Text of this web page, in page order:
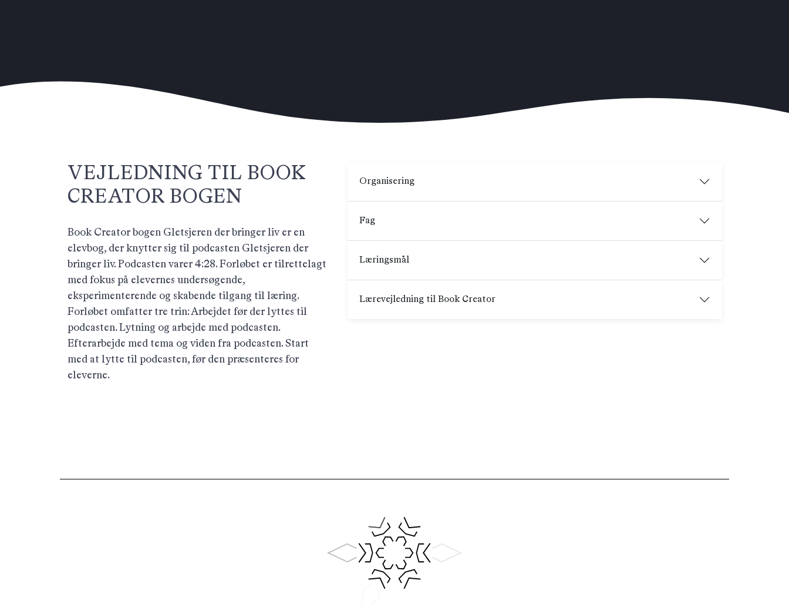
VEJLEDNING TIL BOOK
CREATOR BOGEN
Book Creator bogen Gletsjeren der bringer liv er en
elevbog, der knytter sig til podcasten Gletsjeren der
bringer liv. Podcasten varer 4:28. Forløbet er tilrettelagt
med fokus på elevernes undersøgende,
eksperimenterende og skabende tilgang til læring.
Forløbet omfatter tre trin: Arbejdet før der lyttes til
podcasten. Lytning og arbejde med podcasten.
Efterarbejde med tema og viden fra podcasten. Start
med at lytte til podcasten, før den præsenteres for
eleverne.
Organisering
Fag
Læringsmål
Lærevejledning til Book Creator